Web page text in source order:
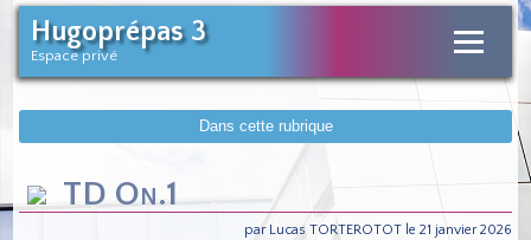
Hugoprépas 3
Espace privé
Dans cette rubrique
TD On.1
par Lucas TORTEROTOT le 21 janvier 2026